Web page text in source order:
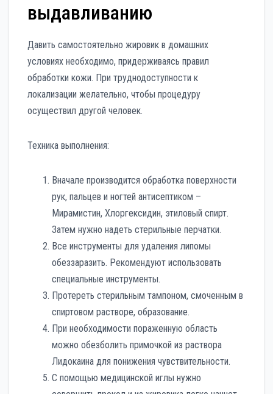
выдавливанию
Давить самостоятельно жировик в домашних
условиях необходимо, придерживаясь правил
обработки кожи. При труднодоступности к
локализации желательно, чтобы процедуру
осуществил другой человек.
Техника выполнения:
Вначале производится обработка поверхности
рук, пальцев и ногтей антисептиком –
Мирамистин, Хлоргексидин, этиловый спирт.
Затем нужно надеть стерильные перчатки.
Все инструменты для удаления липомы
обеззаразить. Рекомендуют использовать
специальные инструменты.
Протереть стерильным тампоном, смоченным в
спиртовом растворе, образование.
При необходимости пораженную область
можно обезболить примочкой из раствора
Лидокаина для понижения чувствительности.
С помощью медицинской иглы нужно